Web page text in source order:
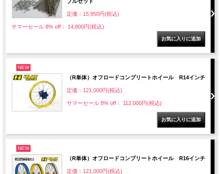
定価：15,950円(税込)
サマーセール 8% off： 14,800円(税込)
NEW
（R単体）オフロードコンプリートホイール R14インチ
定価：121,000円(税込)
サマーセール 8% off： 112,000円(税込)
NEW
（R単体）オフロードコンプリートホイール R16インチ
定価：121,000円(税込)